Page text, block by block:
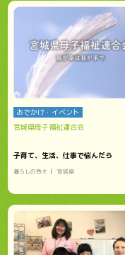
おでかけ・イベント
宮城県母子福祉連合会
子育て、生活、仕事で悩んだら
暮らしの色々 宮城県